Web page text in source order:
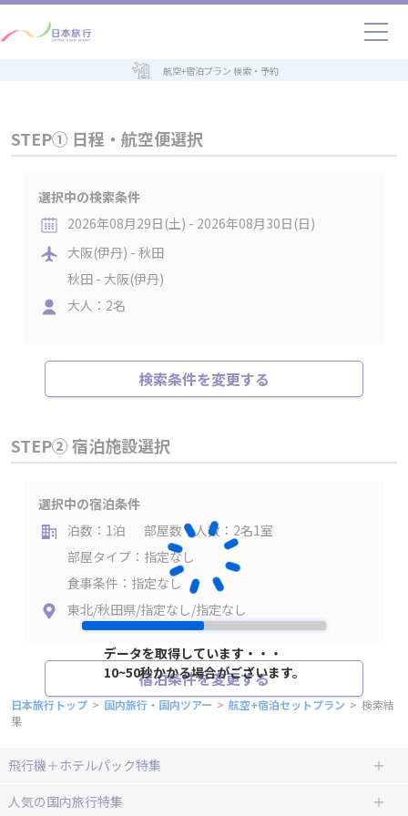
航空+宿泊プラン 検索・予約
データを取得しています・・・
10~50秒かかる場合がございます。
STEP① 日程・航空便選択
選択中の検索条件
2026年08月29日(土) - 2026年08月30日(日)
大阪(伊丹) - 秋田
秋田 - 大阪(伊丹)
大人：2名
検索条件を変更する
STEP② 宿泊施設選択
選択中の宿泊条件
泊数：1泊
部屋数・人数：2名1室
部屋タイプ：指定なし
食事条件：指定なし
東北/秋田県/指定なし/指定なし
宿泊条件を変更する
日本旅行トップ > 国内旅行・国内ツアー > 航空+宿泊セットプラン > 検索結
果
飛行機＋ホテルパック特集
赤い風船ダイナミックパッケージ
ＪＡＬで行く飛行機+ホテルパック
人気の国内旅行特集